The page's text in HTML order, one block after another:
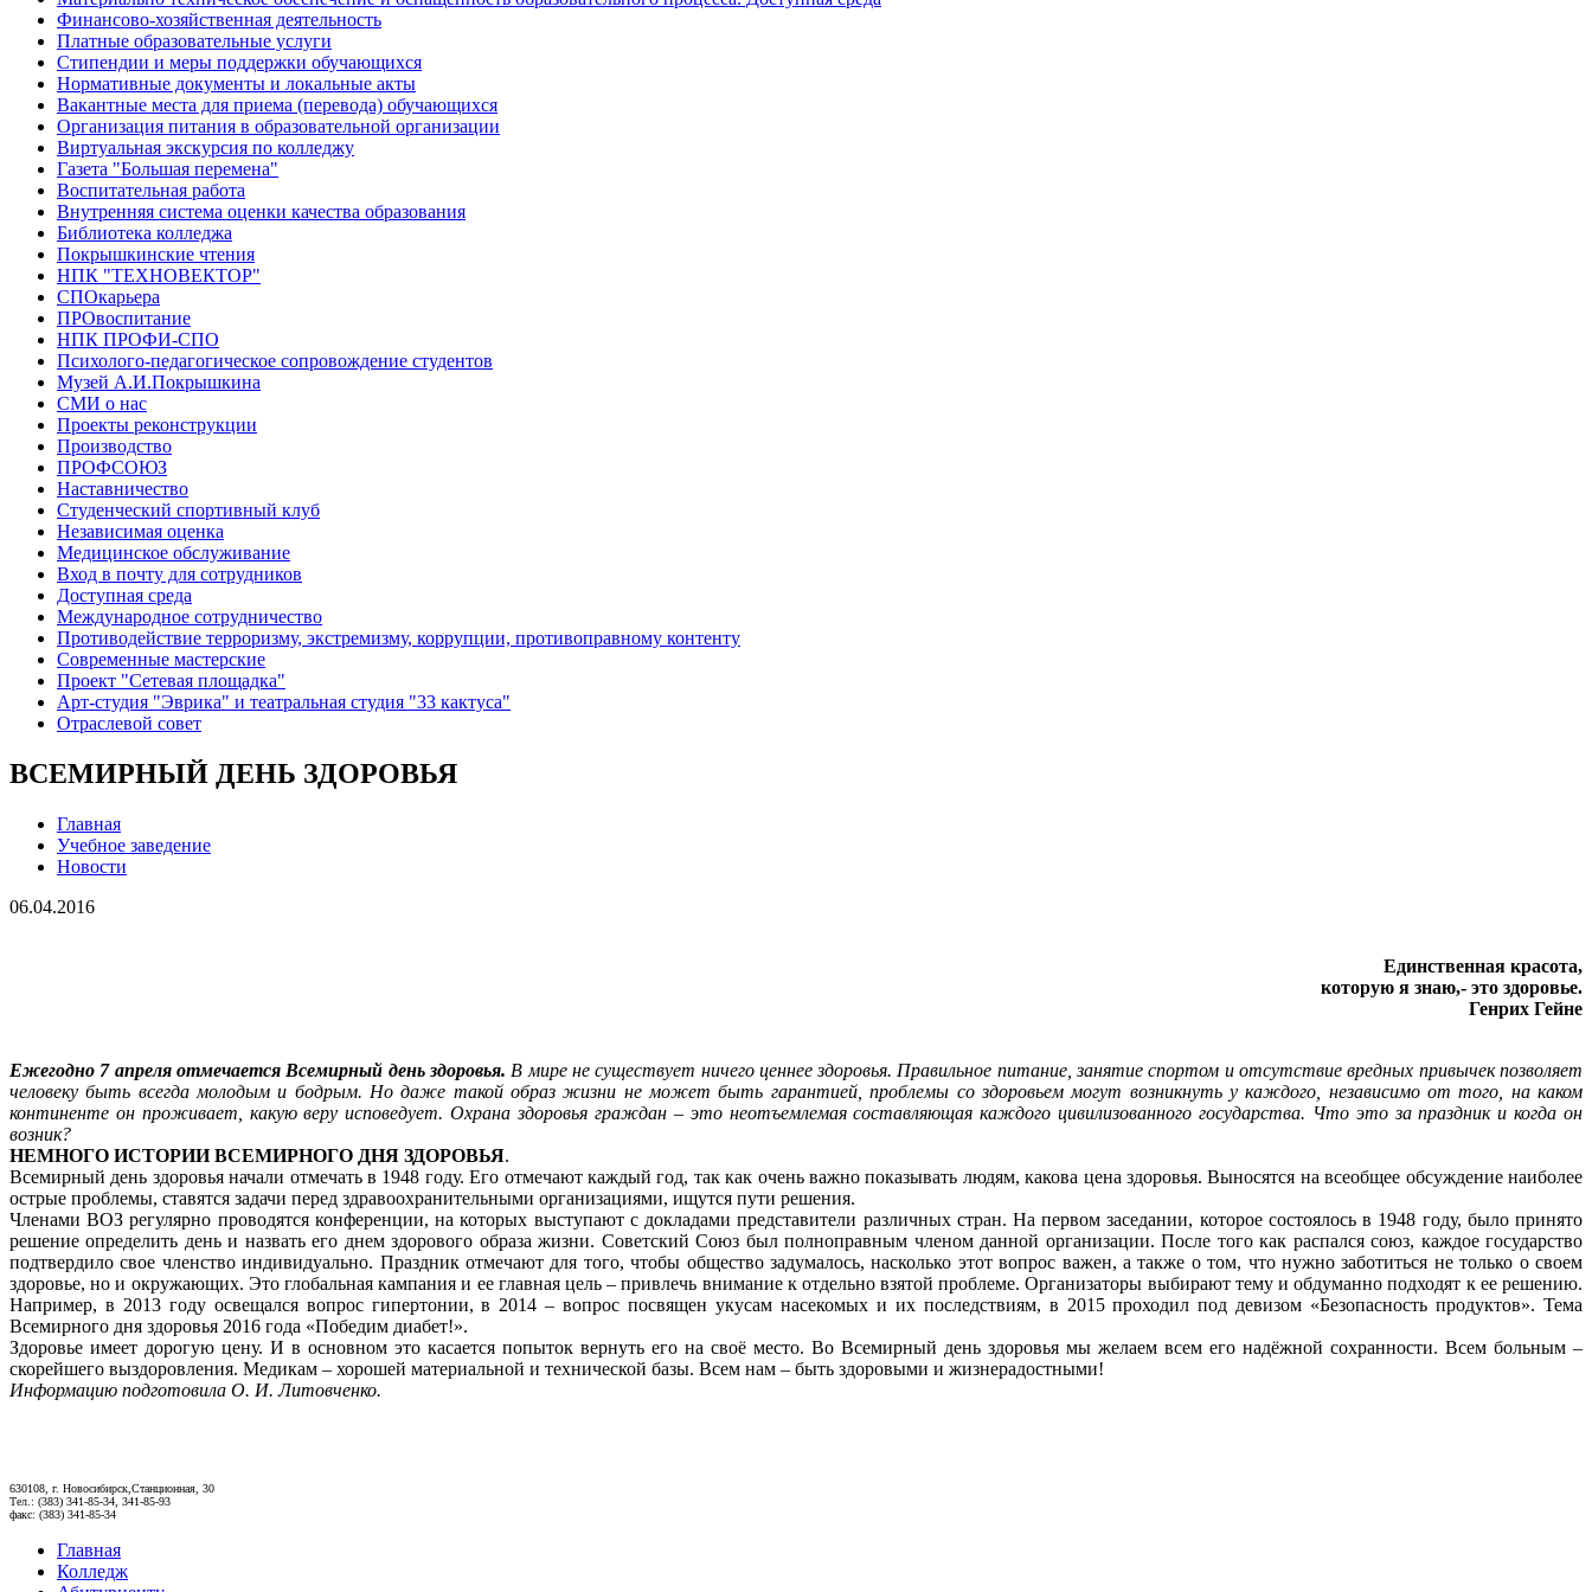
Финансово-хозяйственная деятельность
Платные образовательные услуги
Стипендии и меры поддержки обучающихся
Нормативные документы и локальные акты
Вакантные места для приема (перевода) обучающихся
Организация питания в образовательной организации
Виртуальная экскурсия по колледжу
Газета "Большая перемена"
Воспитательная работа
Внутренняя система оценки качества образования
Библиотека колледжа
Покрышкинские чтения
НПК "ТЕХНОВЕКТОР"
СПОкарьера
ПРОвоспитание
НПК ПРОФИ-СПО
Психолого-педагогическое сопровождение студентов
Музей А.И.Покрышкина
СМИ о нас
Проекты реконструкции
Производство
ПРОФСОЮЗ
Наставничество
Студенческий спортивный клуб
Независимая оценка
Медицинское обслуживание
Вход в почту для сотрудников
Доступная среда
Международное сотрудничество
Противодействие терроризму, экстремизму, коррупции, противоправному контенту
Современные мастерские
Проект "Сетевая площадка"
Арт-студия "Эврика" и театральная студия "33 кактуса"
Отраслевой совет
ВСЕМИРНЫЙ ДЕНЬ ЗДОРОВЬЯ
Главная
Учебное заведение
Новости
06.04.2016
Единственная красота,
которую я знаю,- это здоровье.
Генрих Гейне
Ежегодно 7 апреля отмечается Всемирный день здоровья. В мире не существует ничего ценнее здоровья. Правильное питание, занятие спортом и отсутствие вредных привычек позволяет
человеку быть всегда молодым и бодрым. Но даже такой образ жизни не может быть гарантией, проблемы со здоровьем могут возникнуть у каждого, независимо от того, на каком
континенте он проживает, какую веру исповедует. Охрана здоровья граждан – это неотъемлемая составляющая каждого цивилизованного государства. Что это за праздник и когда он
возник?
НЕМНОГО ИСТОРИИ ВСЕМИРНОГО ДНЯ ЗДОРОВЬЯ.
Всемирный день здоровья начали отмечать в 1948 году. Его отмечают каждый год, так как очень важно показывать людям, какова цена здоровья. Выносятся на всеобщее обсуждение наиболее
острые проблемы, ставятся задачи перед здравоохранительными организациями, ищутся пути решения.
Членами ВОЗ регулярно проводятся конференции, на которых выступают с докладами представители различных стран. На первом заседании, которое состоялось в 1948 году, было принято
решение определить день и назвать его днем здорового образа жизни. Советский Союз был полноправным членом данной организации. После того как распался союз, каждое государство
подтвердило свое членство индивидуально. Праздник отмечают для того, чтобы общество задумалось, насколько этот вопрос важен, а также о том, что нужно заботиться не только о своем
здоровье, но и окружающих. Это глобальная кампания и ее главная цель – привлечь внимание к отдельно взятой проблеме. Организаторы выбирают тему и обдуманно подходят к ее решению.
Например, в 2013 году освещался вопрос гипертонии, в 2014 – вопрос посвящен укусам насекомых и их последствиям, в 2015 проходил под девизом «Безопасность продуктов». Тема
Всемирного дня здоровья 2016 года «Победим диабет!».
Здоровье имеет дорогую цену. И в основном это касается попыток вернуть его на своё место. Во Всемирный день здоровья мы желаем всем его надёжной сохранности. Всем больным –
скорейшего выздоровления. Медикам – хорошей материальной и технической базы. Всем нам – быть здоровыми и жизнерадостными!
Информацию подготовила О. И. Литовченко.
630108, г. Новосибирск,Станционная, 30
Тел.: (383) 341-85-34, 341-85-93
факс: (383) 341-85-34
Главная
Колледж